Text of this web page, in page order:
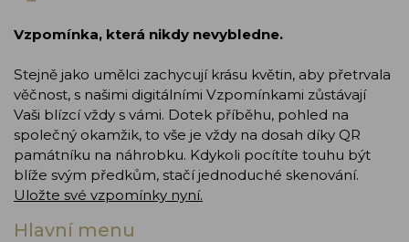
Vzpomínka, která nikdy nevybledne.
Stejně jako umělci zachycují krásu květin, aby přetrvala
věčnost, s našimi digitálními Vzpomínkami zůstávají
Vaši blízcí vždy s vámi. Dotek příběhu, pohled na
společný okamžik, to vše je vždy na dosah díky QR
památníku na náhrobku. Kdykoli pocítíte touhu být
blíže svým předkům, stačí jednoduché skenování.
Uložte své vzpomínky nyní.
Hlavní menu